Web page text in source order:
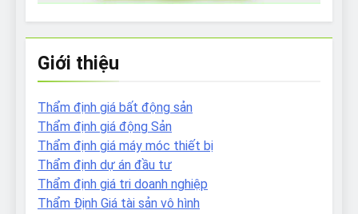
Giới thiệu
Thẩm định giá bất động sản
Thẩm định giá động Sản
Thẩm định giá máy móc thiết bị
Thẩm định dự án đầu tư
Thẩm định giá tri doanh nghiệp
Thẩm Định Giá tài sản vô hình